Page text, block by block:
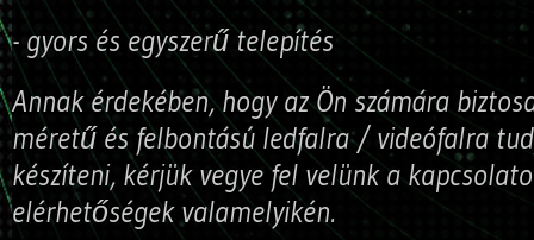
- gyors és egyszerű telepítés
Annak érdekében, hogy az Ön számára
méretű és felbontású ledfalra / videófalra
készíteni, kérjük vegye fel velünk a
elérhetőségek valamelyikén.